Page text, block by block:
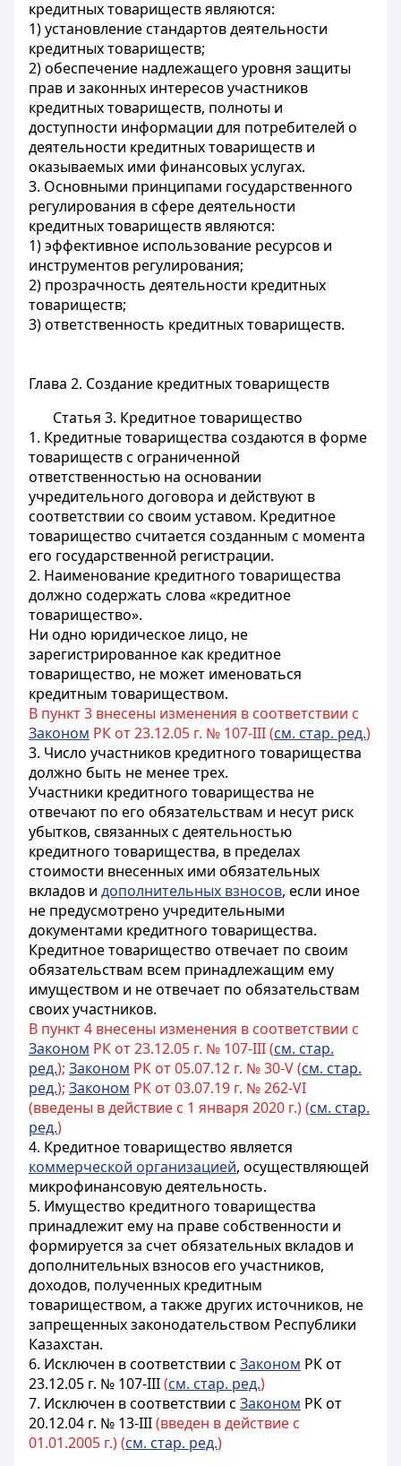
кредитных товариществ являются:
1) установление стандартов деятельности
кредитных товариществ;
2) обеспечение надлежащего уровня защиты
прав и законных интересов участников
кредитных товариществ, полноты и
доступности информации для потребителей о
деятельности кредитных товариществ и
оказываемых ими финансовых услугах.
3. Основными принципами государственного
регулирования в сфере деятельности
кредитных товариществ являются:
1) эффективное использование ресурсов и
инструментов регулирования;
2) прозрачность деятельности кредитных
товариществ;
3) ответственность кредитных товариществ.
Глава 2. Создание кредитных товариществ
Статья 3. Кредитное товарищество
1. Кредитные товарищества создаются в форме
товариществ с ограниченной
ответственностью на основании
учредительного договора и действуют в
соответствии со своим уставом. Кредитное
товарищество считается созданным с момента
его государственной регистрации.
2. Наименование кредитного товарищества
должно содержать слова «кредитное
товарищество».
Ни одно юридическое лицо, не
зарегистрированное как кредитное
товарищество, не может именоваться
кредитным товариществом.
В пункт 3 внесены изменения в соответствии с
Законом РК от 23.12.05 г. № 107-III (см. стар. ред.)
3. Число участников кредитного товарищества
должно быть не менее трех.
Участники кредитного товарищества не
отвечают по его обязательствам и несут риск
убытков, связанных с деятельностью
кредитного товарищества, в пределах
стоимости внесенных ими обязательных
вкладов и дополнительных взносов, если иное
не предусмотрено учредительными
документами кредитного товарищества.
Кредитное товарищество отвечает по своим
обязательствам всем принадлежащим ему
имуществом и не отвечает по обязательствам
своих участников.
В пункт 4 внесены изменения в соответствии с
Законом РК от 23.12.05 г. № 107-III (см. стар.
ред.); Законом РК от 05.07.12 г. № 30-V (см. стар.
ред.); Законом РК от 03.07.19 г. № 262-VI
(введены в действие с 1 января 2020 г.) (см. стар.
ред.)
4. Кредитное товарищество является
коммерческой организацией, осуществляющей
микрофинансовую деятельность.
5. Имущество кредитного товарищества
принадлежит ему на праве собственности и
формируется за счет обязательных вкладов и
дополнительных взносов его участников,
доходов, полученных кредитным
товариществом, а также других источников, не
запрещенных законодательством Республики
Казахстан.
6. Исключен в соответствии с Законом РК от
23.12.05 г. № 107-III(см. стар. ред.)
7. Исключен в соответствии с Законом РК от
20.12.04 г. № 13-III(введен в действие с
01.01.2005 г.) (см. стар. ред.)